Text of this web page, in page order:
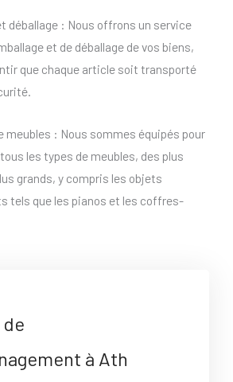
déballage : Nous offrons un service
et de déballage de vos biens,
que chaque article soit transporté
meubles : Nous sommes équipés pour
les types de meubles, des plus
grands, y compris les objets
tels que les pianos et les coffres-
à Ath